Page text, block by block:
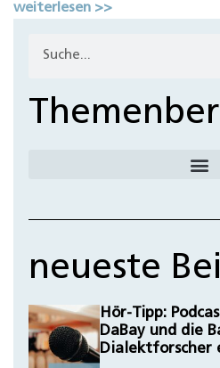
weiterlesen >>
neueste
Hör-Tipp:
DaBay und die
Dialektforscher